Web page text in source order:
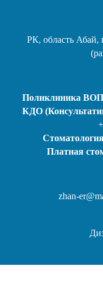
РК, область Абай,
Поликлиника
КДО
Платная
zhan-